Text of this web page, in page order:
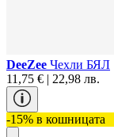
DeeZee Чехли БЯЛ
11,75 € | 22,98 лв.
-15% в кошницата